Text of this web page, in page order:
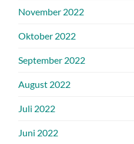
November 2022
Oktober 2022
September 2022
August 2022
Juli 2022
Juni 2022